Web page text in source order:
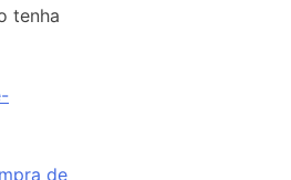
tenha
de